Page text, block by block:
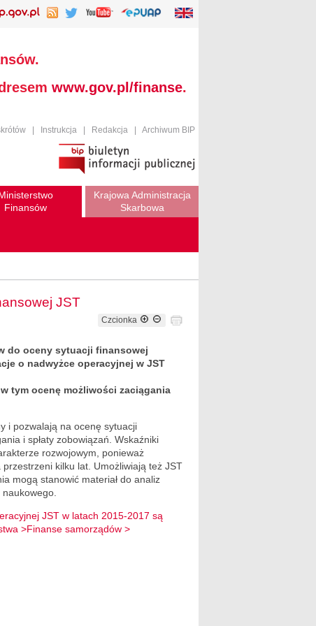
www.gov.pl/finanse.
Instrukcja Redakcja Archiwum BIP
Finansów
Krajowa Administracja
Skarbowa
JST
Czcionka
do oceny sytuacji finansowej
o nadwyżce operacyjnej w JST
tym ocenę możliwości zaciągania
i pozwalają na ocenę sytuacji
i spłaty zobowiązań. Wskaźniki
rozwojowym, ponieważ
kilku lat. Umożliwiają też JST
mogą stanowić materiał do analiz
JST w latach 2015-2017 są
>Finanse samorządów >